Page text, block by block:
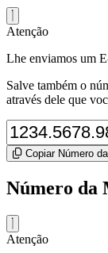
Atenção
Lhe enviamos um
Salve também o
através dele que
Copiar Número
Número da
Atenção